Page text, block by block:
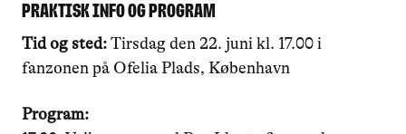
Praktisk info og program
Tid og sted: Tirsdag den 22. juni kl. 17.00 i
fanzonen på Ofelia Plads, København
Program: